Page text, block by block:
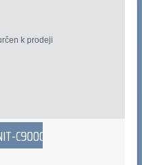
k prodeji
C9000